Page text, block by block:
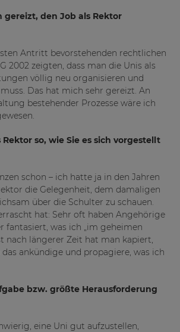
gereizt, den Job als Rektor
Antritt bevorstehenden rechtlichen
2002 zeigten, dass man die Unis als
völlig neu organisieren und
Das hat mich sehr gereizt. An
bestehender Prozesse wäre ich
so, wie Sie es sich vorgestellt
schon – ich hatte ja in den Jahren
die Gelegenheit, dem damaligen
über die Schulter zu schauen.
hat: Sehr oft haben Angehörige
fantasiert, was ich „im geheimen
nach längerer Zeit hat man kapiert,
ankündige und propagiere, was ich
bzw. größte Herausforderung
eine Uni gut aufzustellen,